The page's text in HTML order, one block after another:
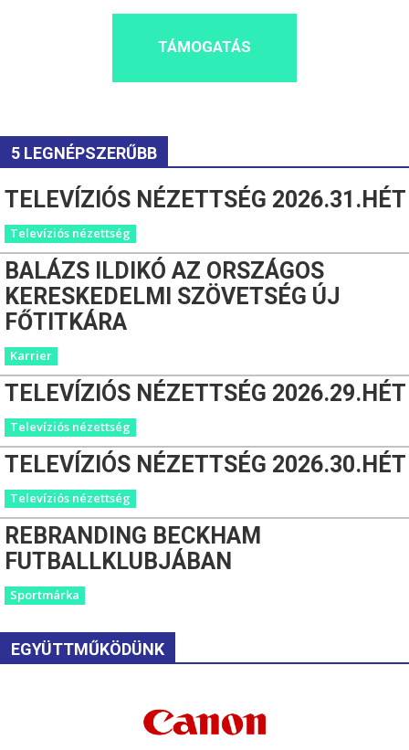
TÁMOGATÁS
5 LEGNÉPSZERŰBB
TELEVÍZIÓS NÉZETTSÉG 2026.31.HÉT
Televíziós nézettség
BALÁZS ILDIKÓ AZ ORSZÁGOS
KERESKEDELMI SZÖVETSÉG ÚJ
FŐTITKÁRA
Karrier
TELEVÍZIÓS NÉZETTSÉG 2026.29.HÉT
Televíziós nézettség
TELEVÍZIÓS NÉZETTSÉG 2026.30.HÉT
Televíziós nézettség
REBRANDING BECKHAM
FUTBALLKLUBJÁBAN
Sportmárka
EGYÜTTMŰKÖDÜNK